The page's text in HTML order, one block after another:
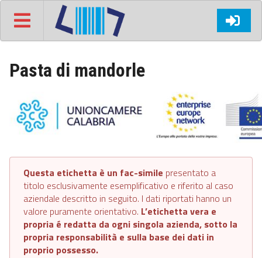
Pasta di mandorle
Questa etichetta è un fac-simile presentato a
titolo esclusivamente esemplificativo e riferito al caso
aziendale descritto in seguito. I dati riportati hanno un
valore puramente orientativo. L’etichetta vera e
propria é redatta da ogni singola azienda, sotto la
propria responsabilità e sulla base dei dati in
proprio possesso.